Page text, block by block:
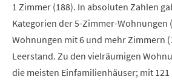
1 Zimmer (188). In absoluten Zahlen
Kategorien der 5-Zimmer-Wohnungen
Wohnungen mit 6 und mehr Zimmern
Leerstand. Zu den vielräumigen
die meisten Einfamilienhäuser; mit